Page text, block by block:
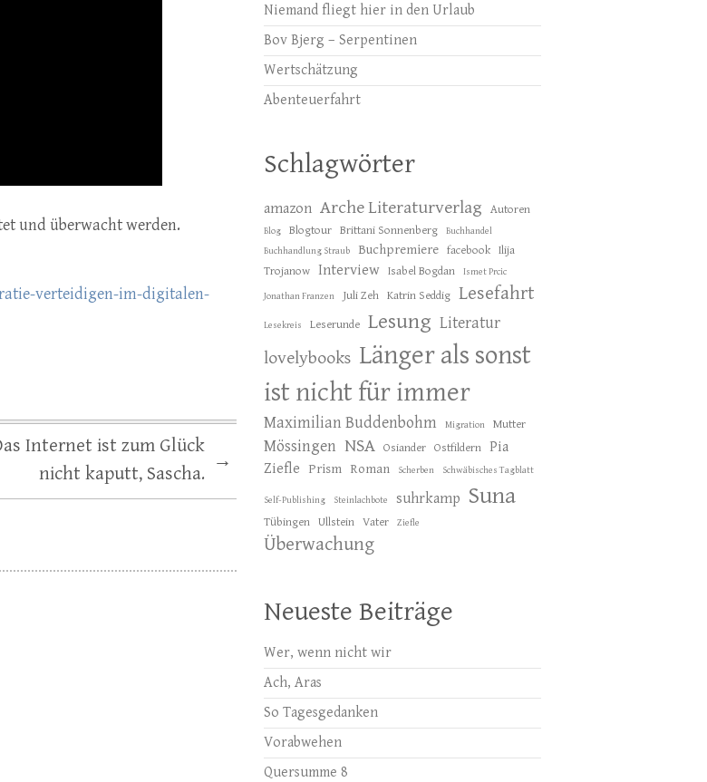
und überwacht werden.
verteidigen-im-digitalen-
Internet ist zum Glück
nicht kaputt, Sascha.
→
Niemand fliegt hier in den Urlaub
Bov Bjerg – Serpentinen
Wertschätzung
Abenteuerfahrt
Schlagwörter
amazon Arche Literaturverlag Autoren
Blog Blogtour Brittani Sonnenberg
Buchhandel
Buchhandlung Straub
Buchpremiere facebook
Ilija
Trojanow
Interview Isabel Bogdan Ismet Prcic
Jonathan Franzen Juli Zeh Katrin Seddig Lesefahrt
Lesekreis Leserunde Lesung Literatur
lovelybooks Länger als sonst
ist nicht für immer
Maximilian Buddenbohm Migration Mutter
Mössingen NSA Osiander Ostfildern
Pia
Ziefle
Prism Roman Scherben Schwäbisches Tagblatt
Self-Publishing Steinlachbote suhrkamp Suna
Tübingen Ullstein Vater Ziefle
Überwachung
Neueste Beiträge
Wer, wenn nicht wir
Ach, Aras
So Tagesgedanken
Vorabwehen
Quersumme 8